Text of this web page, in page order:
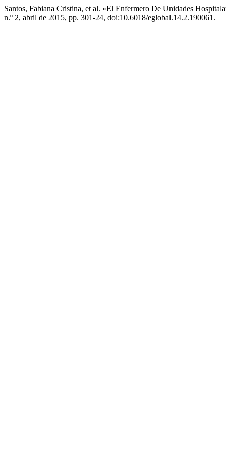
Santos, Fabiana Cristina, et al. «El Enfermero De Unidades
n.º 2, abril de 2015, pp. 301-24, doi:10.6018/eglobal.14.2.190061.